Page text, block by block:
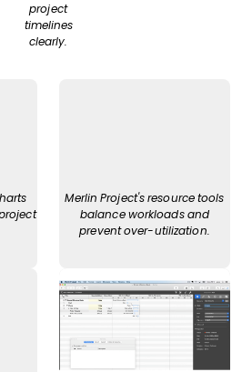
project
timelines
clearly.
Merlin Project's resource tools
balance workloads and
prevent over-utilization.